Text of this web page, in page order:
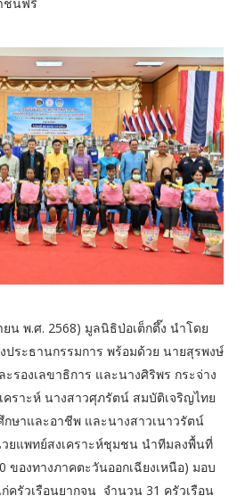
น พ.ศ. 2568) มูลนิธิป่อเต็กตึ๊ง นำโดย
ระธานกรรมการ พร้อมด้วย นายสุรพงษ์
รองเลขาธิการ และนางศิริพร กระจ่าง
คราะห์ นางสาวศุภรัตน์ สมบัติเจริญไทย
ษาและอาชีพ และนางสาวเนาวรัตน์
ยแพทย์สงเคราะห์ชุมชน นำทีมลงพื้นที่
ของทางภาคตะวันออกเฉียงเหนือ) มอบ
ครัวเรือนยากจน จำนวน 31 ครัวเรือน